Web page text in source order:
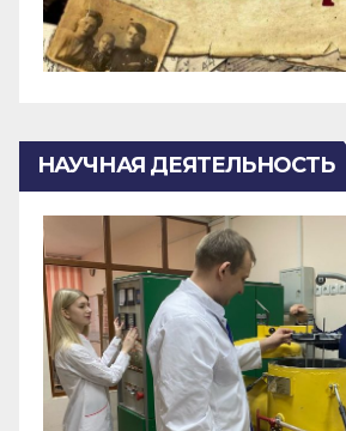
НАУЧНАЯ ДЕЯТЕЛЬНОСТЬ